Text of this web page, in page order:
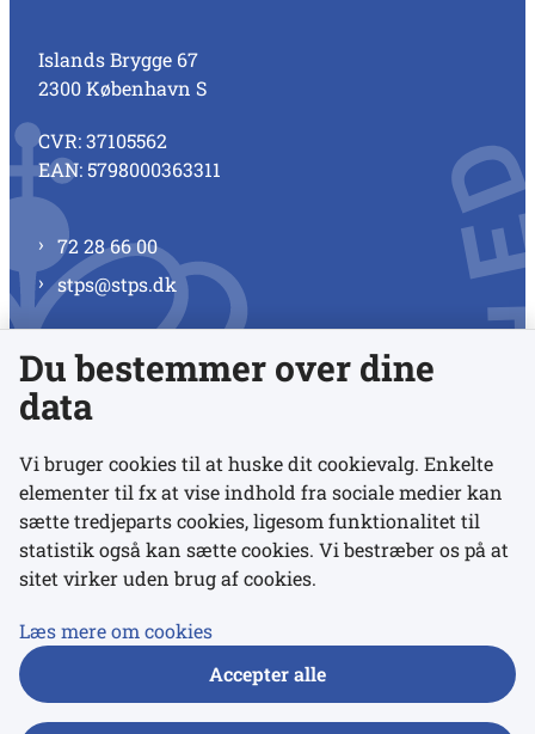
Islands Brygge 67
2300 København S
CVR: 37105562
EAN: 5798000363311
72 28 66 00
stps@stps.dk
Se alle kontaktnumre
Links
Udgivelser
Du bestemmer over dine
data
Vi bruger cookies til at huske dit cookievalg. Enkelte
elementer til fx at vise indhold fra sociale medier kan
sætte tredjeparts cookies, ligesom funktionalitet til
statistik også kan sætte cookies. Vi bestræber os på at
sitet virker uden brug af cookies.
Læs mere om cookies
Accepter alle